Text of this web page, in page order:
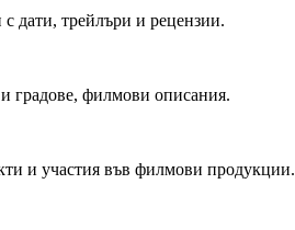
дати, трейлъри и рецензии.
градове, филмови описания.
и участия във филмови продукции.